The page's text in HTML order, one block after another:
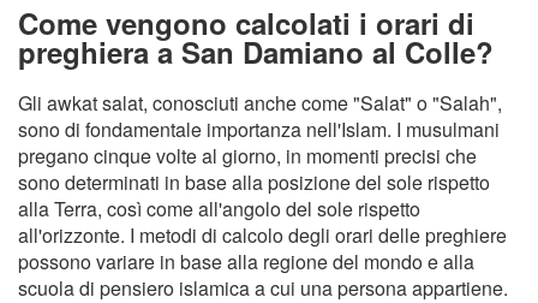
Come vengono calcolati i orari di
preghiera a San Damiano al Colle?
Gli awkat salat, conosciuti anche come "Salat" o "Salah",
sono di fondamentale importanza nell'Islam. I musulmani
pregano cinque volte al giorno, in momenti precisi che
sono determinati in base alla posizione del sole rispetto
alla Terra, così come all'angolo del sole rispetto
all'orizzonte. I metodi di calcolo degli orari delle preghiere
possono variare in base alla regione del mondo e alla
scuola di pensiero islamica a cui una persona appartiene.